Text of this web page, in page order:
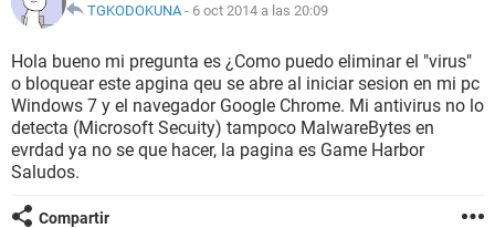
TGKODOKUNA- 6 oct 2014 a las 20:09
Hola bueno mi pregunta es ¿Como puedo eliminar el "virus"
o bloquear este apgina qeu se abre al iniciar sesion en mi pc
Windows 7 y el navegador Google Chrome. Mi antivirus no lo
detecta (Microsoft Secuity) tampoco MalwareBytes en
evrdad ya no se que hacer, la pagina es Game Harbor
Saludos.
Compartir